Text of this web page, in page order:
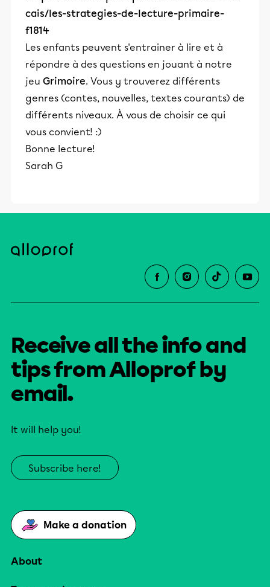
cais/les-strategies-de-lecture-primaire-
f1814
Les enfants peuvent s'entrainer à lire et à
répondre à des questions en jouant à notre
jeu Grimoire. Vous y trouverez différents
genres (contes, nouvelles, textes courants) de
différents niveaux. À vous de choisir ce qui
vous convient! :)
Bonne lecture!
Sarah G
Receive all the info and
tips from Alloprof by
email.
It will help you!
Subscribe here!
Make a donation
About